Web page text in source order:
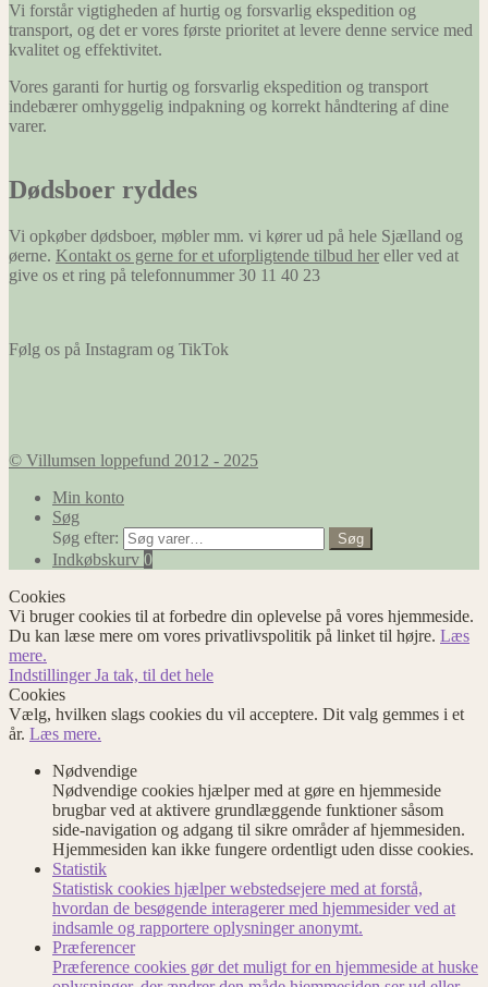
Vi forstår vigtigheden af hurtig og forsvarlig ekspedition og
transport, og det er vores første prioritet at levere denne service med
kvalitet og effektivitet.
Vores garanti for hurtig og forsvarlig ekspedition og transport
indebærer omhyggelig indpakning og korrekt håndtering af dine
varer.
Dødsboer ryddes
Vi opkøber dødsboer, møbler mm. vi kører ud på hele Sjælland og
øerne. Kontakt os gerne for et uforpligtende tilbud her eller ved at
give os et ring på telefonnummer 30 11 40 23
Følg os på Instagram og TikTok
© Villumsen loppefund 2012 - 2025
Min konto
Søg
Søg efter:
Søg
Indkøbskurv 0
Cookies
Vi bruger cookies til at forbedre din oplevelse på vores hjemmeside.
Du kan læse mere om vores privatlivspolitik på linket til højre. Læs
mere.
IndstillingerJa tak, til det hele
Cookies
Vælg, hvilken slags cookies du vil acceptere. Dit valg gemmes i et
år. Læs mere.
Nødvendige
Nødvendige cookies hjælper med at gøre en hjemmeside
brugbar ved at aktivere grundlæggende funktioner såsom
side-navigation og adgang til sikre områder af hjemmesiden.
Hjemmesiden kan ikke fungere ordentligt uden disse cookies.
Statistik
Statistisk cookies hjælper webstedsejere med at forstå,
hvordan de besøgende interagerer med hjemmesider ved at
indsamle og rapportere oplysninger anonymt.
Præferencer
Præference cookies gør det muligt for en hjemmeside at huske